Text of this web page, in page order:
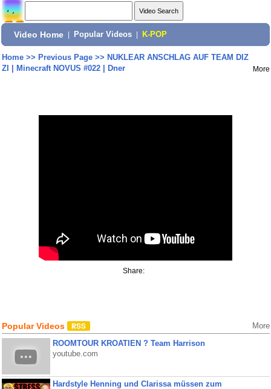
Video Home Popular Videos K-POP
Home>> Previous Page>> NUKLEAR ANSCHLAG AUF TEAM DIZ
ZI | Minecraft NOVUS #022 | Dner
More
Share:
Popular Videos More
ROOMTOUR KROATIEN ? Team Harrison
youtube.com
Hardstyle Henning und Clarissa müssen zum